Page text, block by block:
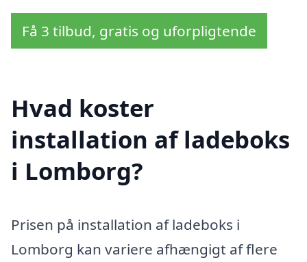
Få 3 tilbud, gratis og uforpligtende
Hvad koster
installation af ladeboks
i Lomborg?
Prisen på installation af ladeboks i
Lomborg kan variere afhængigt af flere